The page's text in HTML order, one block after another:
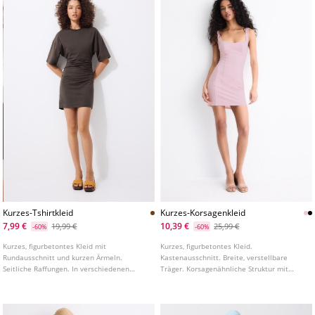
Kurzes-Tshirtkleid
7,99 €
-60% 19,99 €
Kurzes, figurbetontes Kleid mit
Rundausschnitt und kurzen Ärmeln.
Seitliche Raffungen. In verschiedenen
Kurzes-Korsagenkleid
10,39 €
-60% 25,99 €
Kurzes, figurbetontes Kleid.
Kastenausschnitt. Breite, verstellbare
Träger. Korsagenähnliche Struktur mit